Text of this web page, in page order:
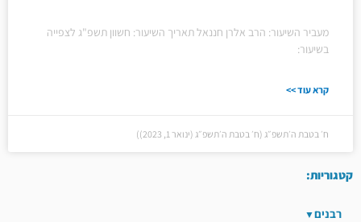
מעביר השיעור: הרב אלרן חננאל תאריך השיעור: חשוון תשפ"ג לצפייה
בשיעור:
קרא עוד >>
ח׳ בטבת ה׳תשפ״ג (ח׳ בטבת ה׳תשפ״ג (ינואר 1, 2023))
קטגוריות:
רבנים